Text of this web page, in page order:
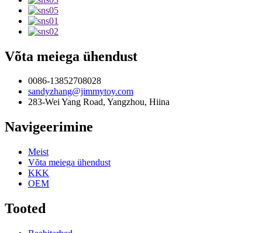
Võta meiega ühendust
0086-13852708028
sandyzhang@jimmytoy.com
283-Wei Yang Road, Yangzhou, Hiina
Navigeerimine
Meist
Võta meiega ühendust
KKK
OEM
Tooted